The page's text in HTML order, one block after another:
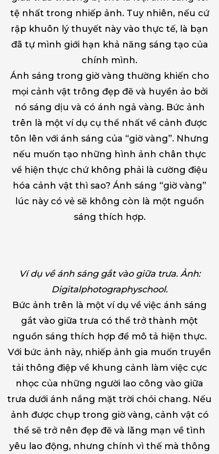
tệ nhất trong nhiếp ảnh. Tuy nhiên, nếu cứ
rập khuôn lý thuyết này vào thực tế, là bạn
đã tự mình giới hạn khả năng sáng tạo của
chính mình.
Ánh sáng trong giờ vàng thường khiến cho
mọi cảnh vật trông đẹp đẽ và huyền ảo bởi
nó sáng dịu và có ánh ngả vàng. Bức ảnh
trên là một ví dụ cụ thể nhất về cảnh được
tôn lên với ánh sáng của “giờ vàng”. Nhưng
nếu muốn tạo những hình ảnh chân thực
về hiện thực chứ không phải là cường điệu
hóa cảnh vật thì sao? Ánh sáng “giờ vàng”
lúc này có vẻ sẽ không còn là một nguồn
sáng thích hợp.
Ví dụ về ánh sáng gắt vào giữa trưa. Ảnh:
Digitalphotographyschool.
Bức ảnh trên là một ví dụ về việc ánh sáng
gắt vào giữa trưa có thể trở thành một
nguồn sáng thích hợp để mô tả hiện thực.
Với bức ảnh này, nhiếp ảnh gia muốn truyền
tải thông điệp về khung cảnh làm việc cực
nhọc của những người lao công vào giữa
trưa dưới ánh nắng mặt trời chói chang. Nếu
ảnh được chụp trong giờ vàng, cảnh vật có
thể sẽ trở nên đẹp đẽ và lãng mạn về tình
yêu lao động, nhưng chính vì thế mà thông